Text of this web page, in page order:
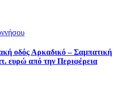
οδός Αρκαδικό – Σαμπατική
ευρώ από την Περιφέρεια